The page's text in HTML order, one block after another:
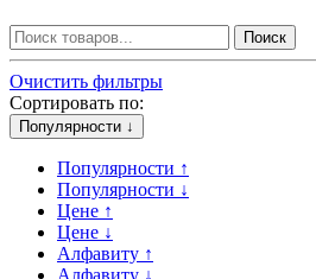
Поиск
Очистить фильтры
Сортировать по:
Популярности ↓
Популярности ↑
Популярности ↓
Цене ↑
Цене ↓
Алфавиту ↑